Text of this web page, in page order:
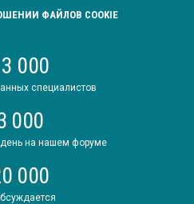
ФАЙЛОВ COOKIE
000
специалистов
000
на нашем форуме
000